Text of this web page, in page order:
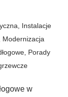
Instalacje
Modernizacja
Porady
w